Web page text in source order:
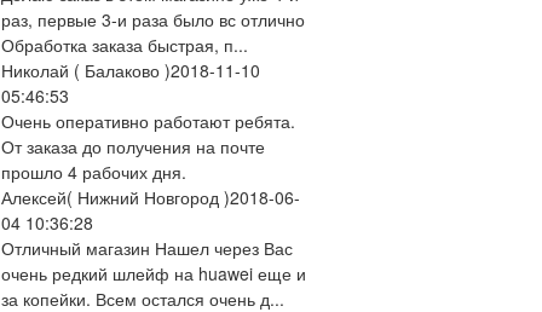
раз, первые 3-и раза было вс отлично
Обработка заказа быстрая, п...
Николай ( Балаково )2018-11-10
05:46:53
Очень оперативно работают ребята.
От заказа до получения на почте
прошло 4 рабочих дня.
Алексей( Нижний Новгород )2018-06-
04 10:36:28
Отличный магазин Нашел через Вас
очень редкий шлейф на huawei еще и
за копейки. Всем остался очень д...